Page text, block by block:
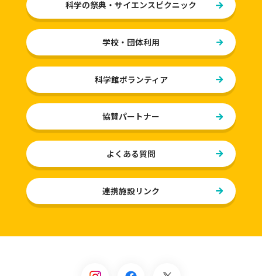
フロアガイド
10F おどろきゾーン
9F いきいきゾーン
8F ふれあいゾーン
学校・団体利用
学校・団体利用
学校等団体利用のご案内
学習支援プログラム
科学の祭典・サイエンスピクニック
学校・団体利用
科学館ボランティア
協賛パートナー
よくある質問
連携施設リンク